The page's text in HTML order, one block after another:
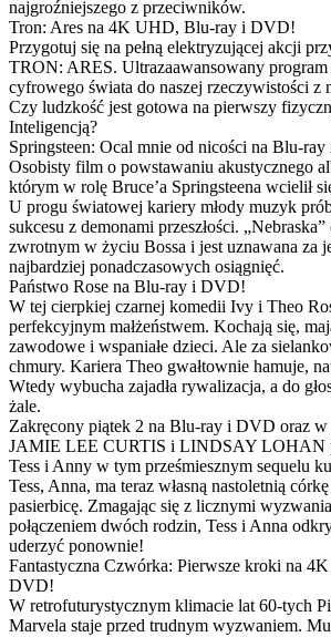
najgroźniejszego z przeciwników.
Tron: Ares na 4K UHD, Blu-ray i DVD!
Przygotuj się na pełną elektryzującej akcji
TRON: ARES. Ultrazaawansowany program
cyfrowego świata do naszej rzeczywistości z
Czy ludzkość jest gotowa na pierwszy
Inteligencją?
Springsteen: Ocal mnie od nicości na Blu-
Osobisty film o powstawaniu akustycznego
którym w rolę Bruce’a Springsteena wcielił
U progu światowej kariery młody muzyk
sukcesu z demonami przeszłości. „Nebraska”
zwrotnym w życiu Bossa i jest uznawana za
najbardziej ponadczasowych osiągnięć.
Państwo Rose na Blu-ray i DVD!
W tej cierpkiej czarnej komedii Ivy i Theo
perfekcyjnym małżeństwem. Kochają się,
zawodowe i wspaniałe dzieci. Ale za
chmury. Kariera Theo gwałtownie hamuje,
Wtedy wybucha zajadła rywalizacja, a do
żale.
Zakręcony piątek 2 na Blu-ray i DVD oraz
JAMIE LEE CURTIS i LINDSAY LOHAN
Tess i Anny w tym prześmiesznym sequelu
Tess, Anna, ma teraz własną nastoletnią
pasierbicę. Zmagając się z licznymi
połączeniem dwóch rodzin, Tess i Anna
uderzyć ponownie!
Fantastyczna Czwórka: Pierwsze kroki na
DVD!
W retrofuturystycznym klimacie lat 60-tych
Marvela staje przed trudnym wyzwaniem.